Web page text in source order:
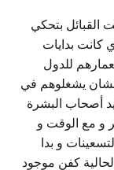
القبائل بتحكي
كانت بدايات
للدول
علشان يشغلوهم في
أصحاب البشرة
و مع الوقت و
و بدا
كفن موجود